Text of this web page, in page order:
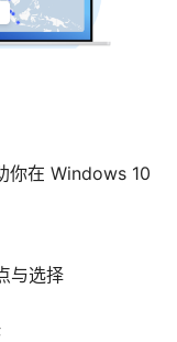
你在 Windows 10
与选择